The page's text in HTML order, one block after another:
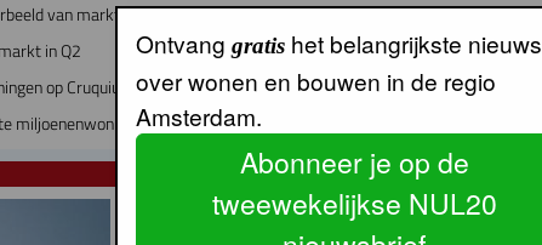
van marktfalen”
in Q2
op Cruquiuseiland
miljoenenwoningen
NUL20 NIEUWS
Ontvang gratis het belangrijkste nieuws
over wonen en bouwen in de regio
Amsterdam.
Abonneer je op de
tweewekelijkse NUL20